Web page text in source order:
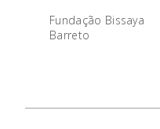
Fundação Bissaya
Barreto